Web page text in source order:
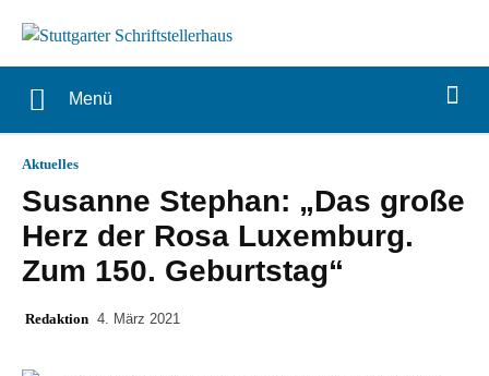
Menü
Aktuelles
Susanne Stephan: „Das große
Herz der Rosa Luxemburg.
Zum 150. Geburtstag“
Redaktion 4. März 2021